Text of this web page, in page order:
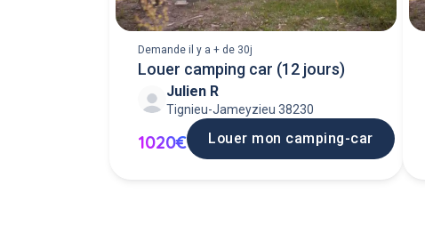
Demande il y a + de 30j
Louer camping car (12 jours)
Julien R
Tignieu-Jameyzieu 38230
1020€ Louer mon camping-car